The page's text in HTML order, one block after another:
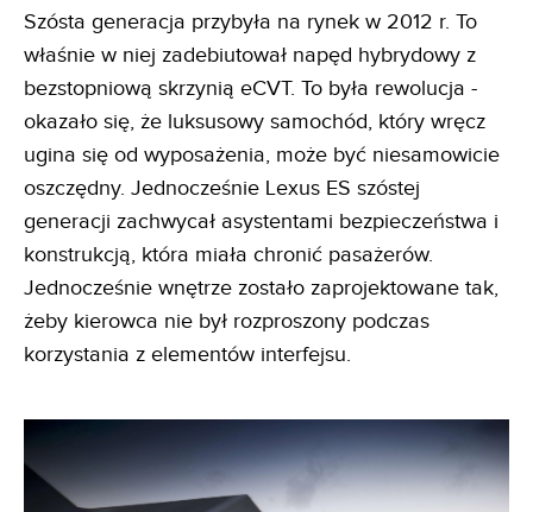
Szósta generacja przybyła na rynek w 2012 r. To
właśnie w niej zadebiutował napęd hybrydowy z
bezstopniową skrzynią eCVT. To była rewolucja -
okazało się, że luksusowy samochód, który wręcz
ugina się od wyposażenia, może być niesamowicie
oszczędny. Jednocześnie Lexus ES szóstej
generacji zachwycał asystentami bezpieczeństwa i
konstrukcją, która miała chronić pasażerów.
Jednocześnie wnętrze zostało zaprojektowane tak,
żeby kierowca nie był rozproszony podczas
korzystania z elementów interfejsu.